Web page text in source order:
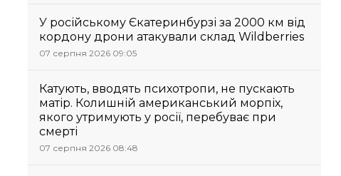
У російському Єкатеринбурзі за 2000 км від
кордону дрони атакували склад Wildberries
07 серпня 2026 09:05
Катують, вводять психотропи, не пускають
матір. Колишній американський морпіх,
якого утримують у росії, перебуває при
смерті
07 серпня 2026 08:48